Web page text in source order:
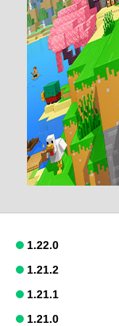
1.22.0
1.21.2
1.21.1
1.21.0